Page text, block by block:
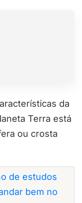
da
Terra está
ou crosta
de estudos
bem no